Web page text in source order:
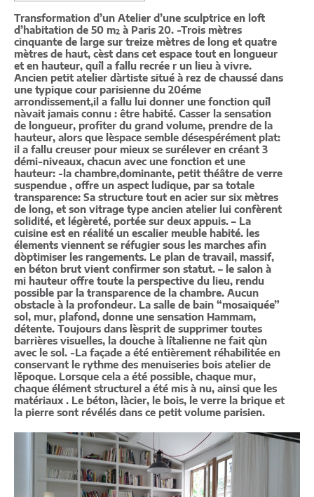
Transformation d’un Atelier d’une sculptrice en loft
d’habitation de 50 m² à Paris 20. -Trois mètres
cinquante de large sur treize mètres de long et quatre
mètres de haut, c`est dans cet espace tout en longueur
et en hauteur, qu`il a fallu recrée r un lieu à vivre.
Ancien petit atelier d`artiste situé à rez de chaussé dans
une typique cour parisienne du 20éme
arrondissement,il a fallu lui donner une fonction qu`il
n`avait jamais connu : être habité. Casser la sensation
de longueur, profiter du grand volume, prendre de la
hauteur, alors que l`espace semble désespérément plat:
il a fallu creuser pour mieux se surélever en créant 3
démi-niveaux, chacun avec une fonction et une
hauteur: -la chambre,dominante, petit théâtre de verre
suspendue , offre un aspect ludique, par sa totale
transparence: Sa structure tout en acier sur six mètres
de long, et son vitrage type ancien atelier lui confèrent
solidité, et légèreté, portée sur deux appuis. – La
cuisine est en réalité un escalier meuble habité. les
élements viennent se réfugier sous les marches afin
d`optimiser les rangements. Le plan de travail, massif,
en béton brut vient confirmer son statut. – le salon à
mi hauteur offre toute la perspective du lieu, rendu
possible par la transparence de la chambre. Aucun
obstacle à la profondeur. La salle de bain “mosaiquée”
sol, mur, plafond, donne une sensation Hammam,
détente. Toujours dans l`esprit de supprimer toutes
barrières visuelles, la douche à l`italienne ne fait q`un
avec le sol. -La façade a été entièrement réhabilitée en
conservant le rythme des menuiseries bois atelier de
l`époque. Lorsque cela a été possible, chaque mur,
chaque élément structurel a été mis à nu, ainsi que les
matériaux . Le béton, l`acier, le bois, le verre la brique et
la pierre sont révélés dans ce petit volume parisien.